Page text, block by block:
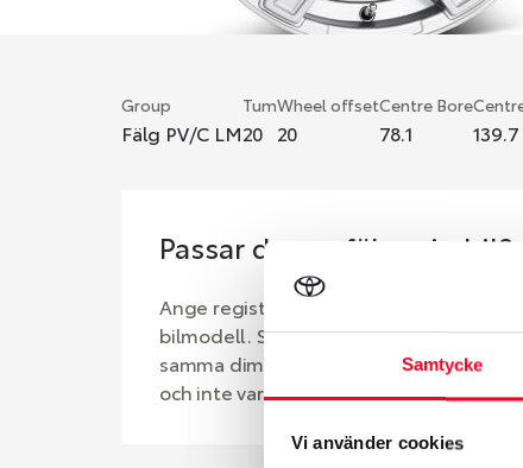
Samtycke
Vi använder cookies
Group
Fälg PV/C LM
Tum
20
Wheel offset
20
Centre Bore
78.1 139.7
Passar denna fälg min bil?
Ange registreringsnummer för att se
bilmodell. Se till att kolla en extra gång
samma dimensioner. Ibland kan fälgen
och inte vara samma dimension som